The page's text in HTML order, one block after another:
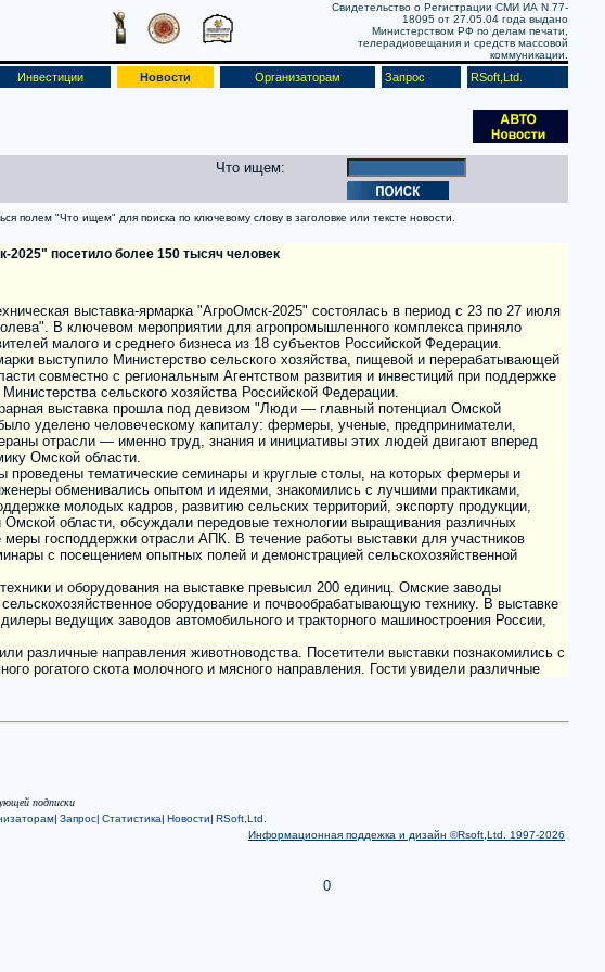
Свидетельство о Регистрации СМИ ИА N 77-
18095 от 27.05.04 года выдано
Министерством РФ по делам печати,
телерадиовещания и средств массовой
коммуникации.
Инвестиции Новости Организаторам Запрос RSoft,Ltd.
Что ищем:
полем "Что ищем" для поиска по ключевому слову в заголовке или тексте новости.
подписки
| Запрос| Статистика| Новости| RSoft,Ltd.
Информационная поддежка и дизайн ©Rsoft,Ltd. 1997-2026
0